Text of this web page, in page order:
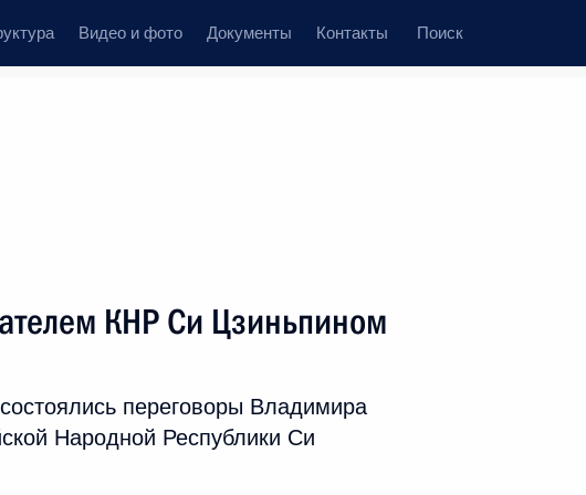
Видео и фото Документы Контакты Поиск
КНР Си Цзиньпином
переговоры Владимира
Народной Республики Си